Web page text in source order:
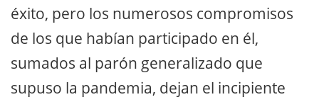
éxito, pero los numerosos compromisos
de los que habían participado en él,
sumados al parón generalizado que
supuso la pandemia, dejan el incipiente